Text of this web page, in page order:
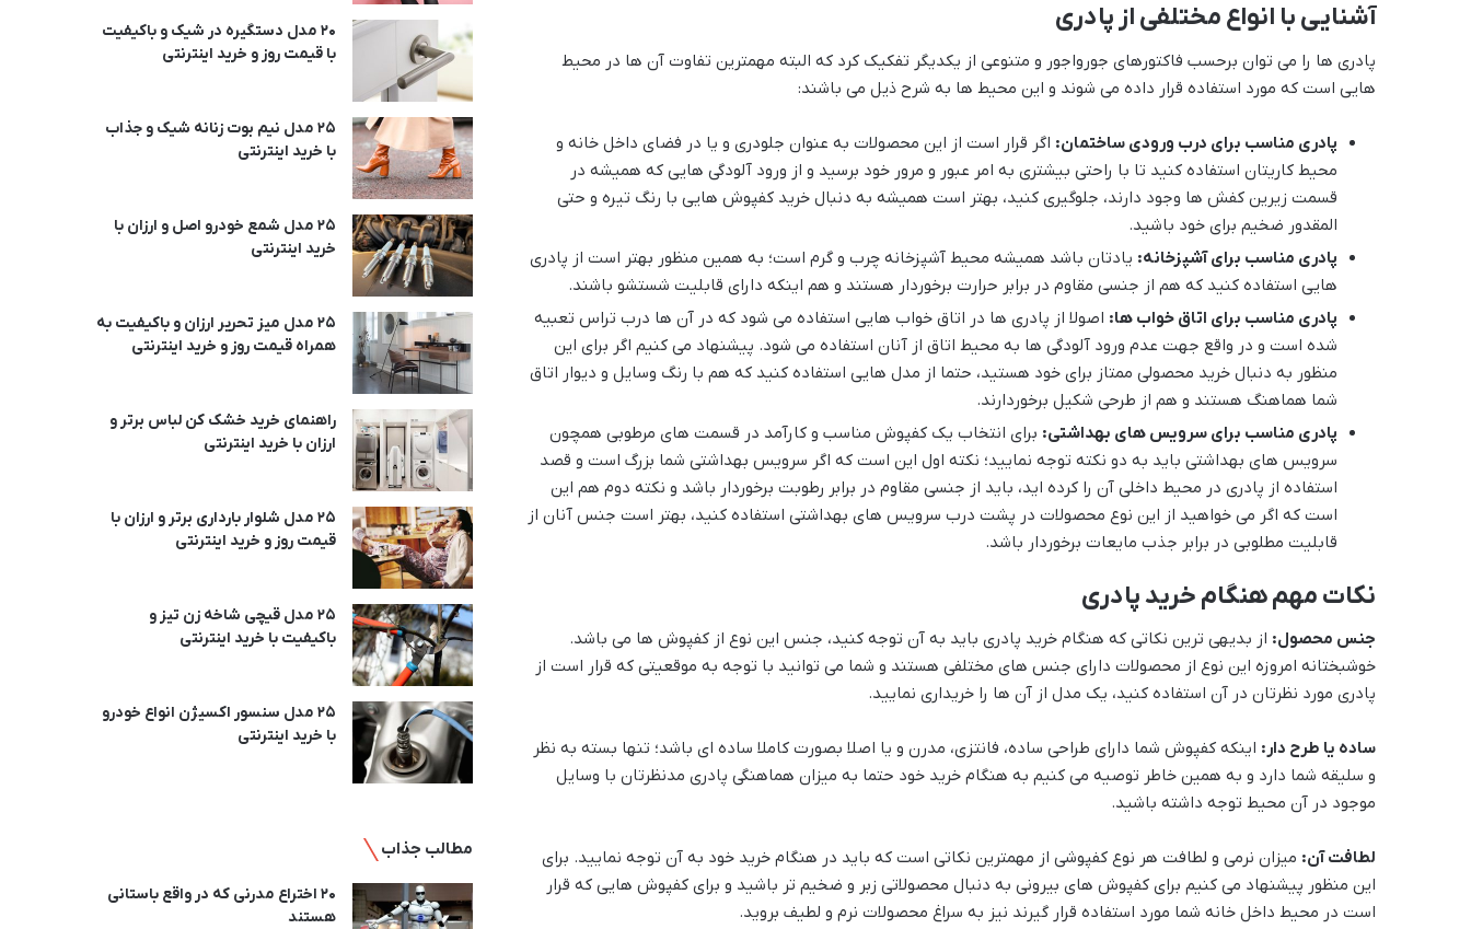
آشنایی با انواع مختلفی از پادری
پادری ها را می توان برحسب فاکتورهای جورواجور و متنوعی از یکدیگر تفکیک کرد که البته مهمترین تفاوت آن ها در محیط
هایی است که مورد استفاده قرار داده می شوند و این محیط ها به شرح ذیل می باشند:
پادری مناسب برای درب ورودی ساختمان: اگر قرار است از این محصولات به عنوان جلودری و یا در فضای داخل خانه و
محیط کاریتان استفاده کنید تا با راحتی بیشتری به امر عبور و مرور خود برسید و از ورود آلودگی هایی که همیشه در
قسمت زیرین کفش ها وجود دارند، جلوگیری کنید، بهتر است همیشه به دنبال خرید کفپوش هایی با رنگ تیره و حتی
المقدور ضخیم برای خود باشید.
پادری مناسب برای آشپزخانه: یادتان باشد همیشه محیط آشپزخانه چرب و گرم است؛ به همین منظور بهتر است از پادری
هایی استفاده کنید که هم از جنسی مقاوم در برابر حرارت برخوردار هستند و هم اینکه دارای قابلیت شستشو باشند.
پادری مناسب برای اتاق خواب ها: اصولا از پادری ها در اتاق خواب هایی استفاده می شود که در آن ها درب تراس تعبیه
شده است و در واقع جهت عدم ورود آلودگی ها به محیط اتاق از آنان استفاده می شود. پیشنهاد می کنیم اگر برای این
منظور به دنبال خرید محصولی ممتاز برای خود هستید، حتما از مدل هایی استفاده کنید که هم با رنگ وسایل و دیوار اتاق
شما هماهنگ هستند و هم از طرحی شکیل برخوردارند.
پادری مناسب برای سرویس های بهداشتی: برای انتخاب یک کفپوش مناسب و کارآمد در قسمت های مرطوبی همچون
سرویس های بهداشتی باید به دو نکته توجه نمایید؛ نکته اول این است که اگر سرویس بهداشتی شما بزرگ است و قصد
استفاده از پادری در محیط داخلی آن را کرده اید، باید از جنسی مقاوم در برابر رطوبت برخوردار باشد و نکته دوم هم این
است که اگر می خواهید از این نوع محصولات در پشت درب سرویس های بهداشتی استفاده کنید، بهتر است جنس آنان از
قابلیت مطلوبی در برابر جذب مایعات برخوردار باشد.
نکات مهم هنگام خرید پادری
جنس محصول: از بدیهی ترین نکاتی که هنگام خرید پادری باید به آن توجه کنید، جنس این نوع از کفپوش ها می باشد.
خوشبختانه امروزه این نوع از محصولات دارای جنس های مختلفی هستند و شما می توانید با توجه به موقعیتی که قرار است از
پادری مورد نظرتان در آن استفاده کنید، یک مدل از آن ها را خریداری نمایید.
ساده یا طرح دار: اینکه کفپوش شما دارای طراحی ساده، فانتزی، مدرن و یا اصلا بصورت کاملا ساده ای باشد؛ تنها بسته به نظر
و سلیقه شما دارد و به همین خاطر توصیه می کنیم به هنگام خرید خود حتما به میزان هماهنگی پادری مدنظرتان با وسایل
موجود در آن محیط توجه داشته باشید.
لطافت آن: میزان نرمی و لطافت هر نوع کفپوشی از مهمترین نکاتی است که باید در هنگام خرید خود به آن توجه نمایید. برای
این منظور پیشنهاد می کنیم برای کفپوش های بیرونی به دنبال محصولاتی زبر و ضخیم تر باشید و برای کفپوش هایی که قرار
است در محیط داخل خانه شما مورد استفاده قرار گیرند نیز به سراغ محصولات نرم و لطیف بروید.
20 مدل دستگیره در شیک و باکیفیت
با قیمت روز و خرید اینترنتی
25 مدل نیم بوت زنانه شیک و جذاب
با خرید اینترنتی
25 مدل شمع خودرو اصل و ارزان با
خرید اینترنتی
25 مدل میز تحریر ارزان و باکیفیت به
همراه قیمت روز و خرید اینترنتی
راهنمای خرید خشک کن لباس برتر و
ارزان با خرید اینترنتی
25 مدل شلوار بارداری برتر و ارزان با
قیمت روز و خرید اینترنتی
25 مدل قیچی شاخه زن تیز و
باکیفیت با خرید اینترنتی
25 مدل سنسور اکسیژن انواع خودرو
با خرید اینترنتی
مطالب جذاب
20 اختراع مدرنی که در واقع باستانی
هستند